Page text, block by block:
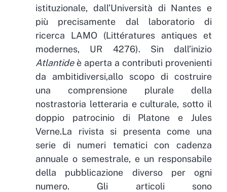
istituzionale, dall’Università di Nantes e
più precisamente dal laboratorio di
ricerca LAMO (Littératures antiques et
modernes, UR 4276). Sin dall’inizio
Atlantideè aperta a contributi provenienti
da ambitidiversi,allo scopo di costruire
una comprensione plurale della
nostrastoria letteraria e culturale, sotto il
doppio patrocinio di Platone e Jules
Verne.La rivista si presenta come una
serie di numeri tematici con cadenza
annuale o semestrale, e un responsabile
della pubblicazione diverso per ogni
numero. Gli articoli sono